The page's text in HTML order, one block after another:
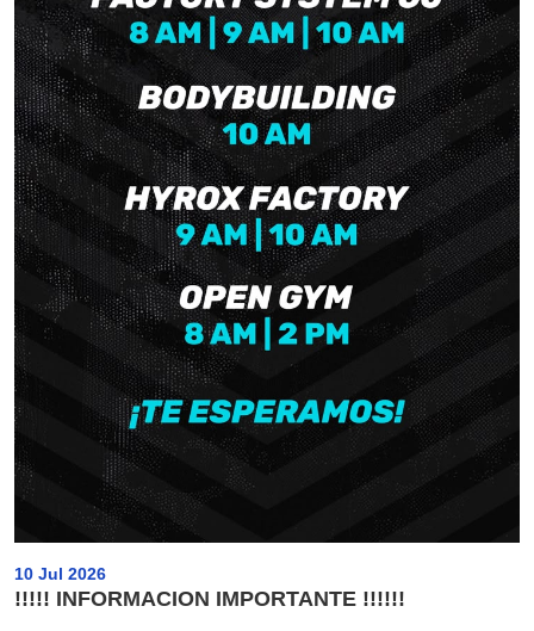
10 Jul 2026
!!!!! INFORMACION IMPORTANTE !!!!!!